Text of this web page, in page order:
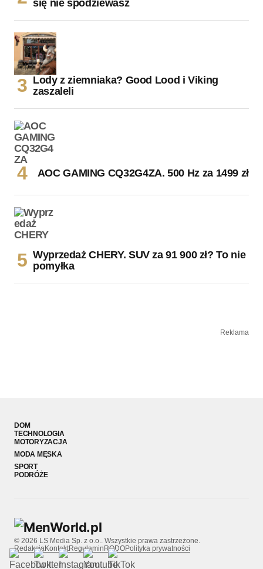
się nie spodziewasz
Lody z ziemniaka? Good Lood i Viking
zaszaleli
AOC GAMING CQ32G4ZA. 500 Hz za 1499 zł
Wyprzedaż CHERY. SUV za 91 900 zł? To nie
pomyłka
Reklama
DOM
TECHNOLOGIA
MOTORYZACJA
MODA MĘSKA
SPORT
PODRÓŻE
© 2026 LS Media Sp. z o.o.. Wszystkie prawa zastrzeżone.
RedakcjaKontaktRegulamin RODOPolityka prywatności